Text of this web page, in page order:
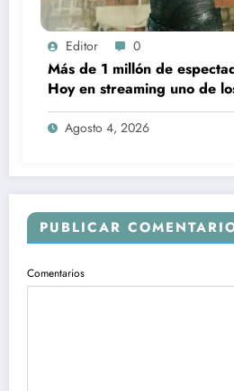
Editor 0
Más de 1 millón de
Hoy en streaming uno de
taquilla más caros de 2022
Agosto 4, 2026
PUBLICAR
Comentarios